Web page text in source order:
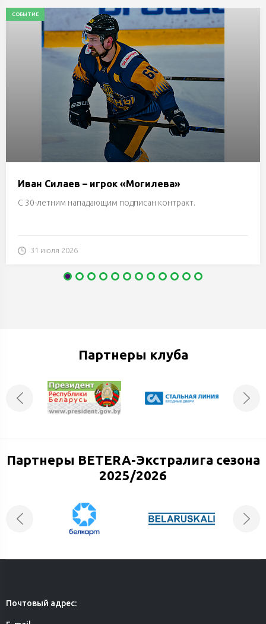
СОБЫТИЕ
Иван Силаев – игрок «Могилева»
С 30-летним нападающим подписан контракт.
31 июля 2026
Партнеры клуба
Партнеры BETERA-Экстралига сезона
2025/2026
Почтовый адрес: